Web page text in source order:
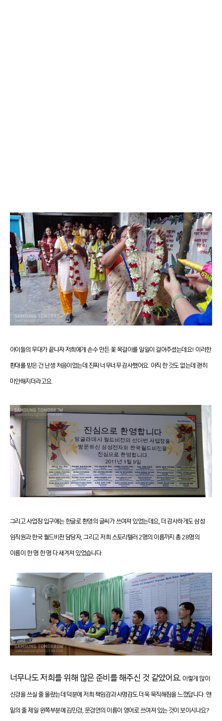
아이들의 무대가 끝나자 저희에게 손수 만든 꽃 목걸이를 일일이 걸어주셨는데요! 이러한
환대를 받은 건 난생 처음이었는데 진짜 너무너무 감사했어요. 아직 한 것도 없는데 괜히
미안해지더라고요.
그리고 사업장 입구에는 한글로 환영의 글씨가 쓰여져 있었는데요, 더 감사하게도 삼성
임직원과 한국 월드비전 담당자, 그리고 저희 스토리텔러 2명의 이름까지 총 28명의
이름이 한 명 한 명 다 새겨져 있었습니다.
너무나도 저희를 위해 많은 준비를 해주신 것 같았어요. 이렇게 많이
신경을 쓰실 줄 몰랐는데 덕분에 저희 책임감과 사명감도 더욱 묵직해짐을 느꼈답니다. 맨
밑의 줄 제일 왼쪽부분에 김민경, 문경연의 이름이 영어로 쓰여져 있는 것이 보이시나요?